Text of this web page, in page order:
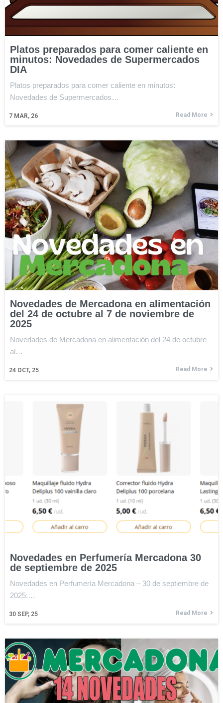
Platos preparados para comer caliente en
minutos: Novedades de Supermercados
DIA
7 MAR, 26
Platos preparados para comer caliente en minutos:
Novedades de Supermercados…
Read More
Novedades de Mercadona en alimentación
del 24 de octubre al 7 de noviembre de
2025
24 OCT, 25
Novedades de Mercadona en alimentación del 24 de octubre
al…
Read More
Novedades en Perfumería Mercadona 30
de septiembre de 2025
30 SEP, 25
Novedades en Perfumería Mercadona – 30 de septiembre de
2025:…
Read More